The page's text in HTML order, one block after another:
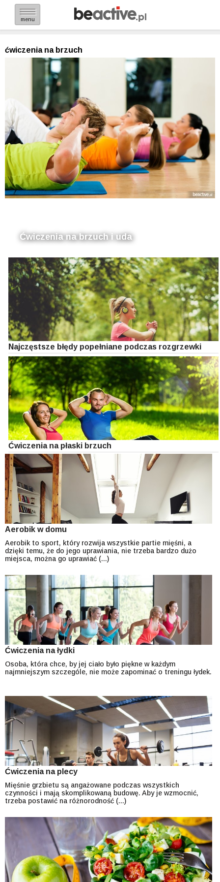
menu
ćwiczenia na brzuch
Ćwiczenia na brzuch i uda
Najczęstsze błędy popełniane podczas rozgrzewki
Ćwiczenia na płaski brzuch
Aerobik w domu
Aerobik to sport, który rozwija wszystkie partie mięśni, a
dzięki temu, że do jego uprawiania, nie trzeba bardzo dużo
miejsca, można go uprawiać (...)
Ćwiczenia na łydki
Osoba, która chce, by jej ciało było piękne w każdym
najmniejszym szczególe, nie może zapominać o treningu łydek.
Ćwiczenia na plecy
Mięśnie grzbietu są angażowane podczas wszystkich
czynności i mają skomplikowaną budowę. Aby je wzmocnić,
trzeba postawić na różnorodność (...)